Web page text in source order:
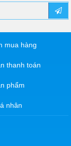
mua hàng
thanh toán
phẩm
nhân